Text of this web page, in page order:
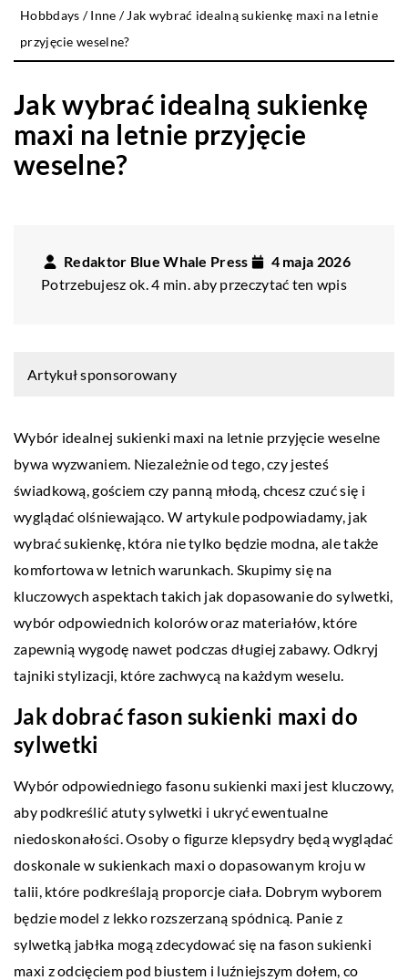
Hobbdays /Inne / Jak wybrać idealną sukienkę maxi na letnie
przyjęcie weselne?
Jak wybrać idealną sukienkę
maxi na letnie przyjęcie
weselne?
Redaktor Blue Whale Press
4 maja 2026
Potrzebujesz ok. 4 min. aby przeczytać ten wpis
Artykuł sponsorowany
Wybór idealnej sukienki maxi na letnie przyjęcie weselne
bywa wyzwaniem. Niezależnie od tego, czy jesteś
świadkową, gościem czy panną młodą, chcesz czuć się i
wyglądać olśniewająco. W artykule podpowiadamy, jak
wybrać sukienkę, która nie tylko będzie modna, ale także
komfortowa w letnich warunkach. Skupimy się na
kluczowych aspektach takich jak dopasowanie do sylwetki,
wybór odpowiednich kolorów oraz materiałów, które
zapewnią wygodę nawet podczas długiej zabawy. Odkryj
tajniki stylizacji, które zachwycą na każdym weselu.
Jak dobrać fason sukienki maxi do
sylwetki
Wybór odpowiedniego fasonu sukienki maxi jest kluczowy,
aby podkreślić atuty sylwetki i ukryć ewentualne
niedoskonałości. Osoby o figurze klepsydry będą wyglądać
doskonale w sukienkach maxi o dopasowanym kroju w
talii, które podkreślają proporcje ciała. Dobrym wyborem
będzie model z lekko rozszerzaną spódnicą. Panie z
sylwetką jabłka mogą zdecydować się na fason sukienki
maxi z odcięciem pod biustem i luźniejszym dołem, co